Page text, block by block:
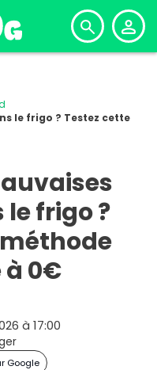
le frigo ? Testez cette
frigo ?
0€
à 17:00
Google